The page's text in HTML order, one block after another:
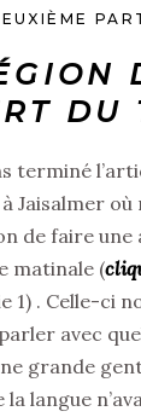
DU
terminé
Jaisalmer où
de faire une
matinale (
1) . Celle-ci
avec
grande
langue